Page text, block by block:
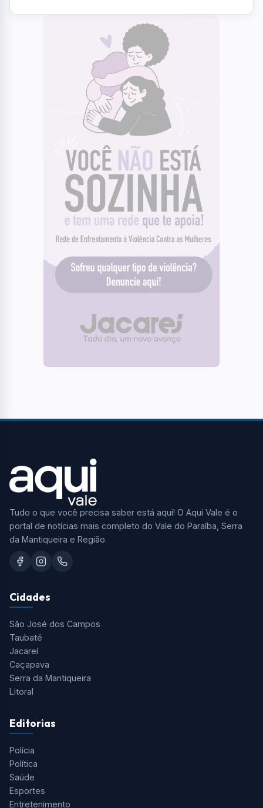
Tudo o que você precisa saber está aqui! O Aqui Vale é o
portal de notícias mais completo do Vale do Paraíba, Serra
da Mantiqueira e Região.
Cidades
São José dos Campos
Taubaté
Jacareí
Caçapava
Serra da Mantiqueira
Litoral
Editorias
Polícia
Política
Saúde
Esportes
Entretenimento